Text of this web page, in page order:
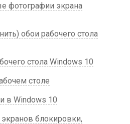
фотографии экрана
обои рабочего стола
стола Windows 10
столе
в Windows 10
блокировки,